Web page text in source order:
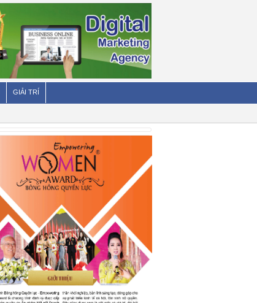
GIẢI TRÍ